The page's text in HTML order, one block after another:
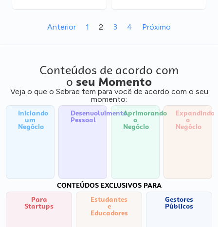
Anterior 1 2 3 4 Próximo
Conteúdos de acordo com
o seu Momento
Veja o que o Sebrae tem para você de acordo com o seu
momento:
Iniciando
um
Negócio
Desenvolvimento
Pessoal
Aprimorando
o
Negócio
Expandindo
o
Negócio
CONTEÚDOS EXCLUSIVOS PARA
Para
Startups
Estudantes
e
Educadores
Gestores
Públicos